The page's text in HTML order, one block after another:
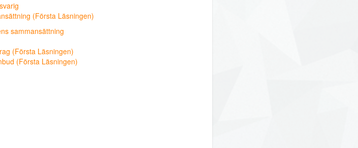
(Första Läsningen)
sammansättning
(Första Läsningen)
(Första Läsningen)